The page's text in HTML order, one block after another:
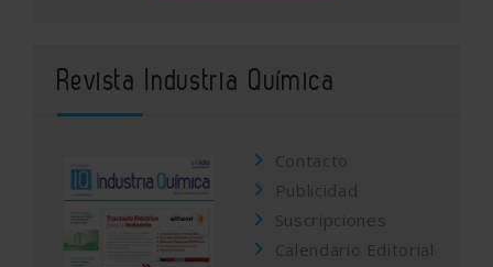
Revista Industria Química
Contacto
Publicidad
Suscripciones
Calendario Editorial